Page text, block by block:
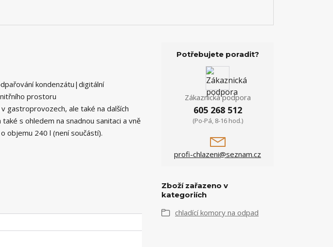
kondenzátu|digitální
prostoru
gastroprovozech, ale také na dalších
s ohledem na snadnou sanitaci a vně
objemu 240 l (není součástí).
Potřebujete poradit?
Zákaznická podpora
605 268 512
(Po-Pá, 8-16 hod.)
profi-chlazeni@seznam.cz
Zboží zařazeno v
kategoriích
chladící komory na odpad